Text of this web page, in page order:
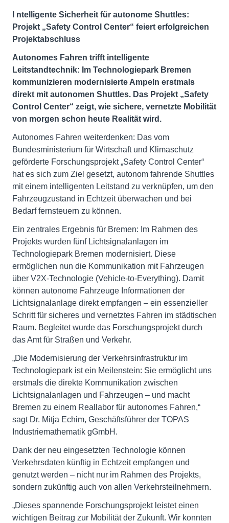
ntelligente Sicherheit für autonome Shuttles:
Projekt „Safety Control Center“ feiert erfolgreichen
Projektabschluss
Autonomes Fahren trifft intelligente
Leitstandtechnik: Im Technologiepark Bremen
kommunizieren modernisierte Ampeln erstmals
direkt mit autonomen Shuttles. Das Projekt „Safety
Control Center“ zeigt, wie sichere, vernetzte Mobilität
von morgen schon heute Realität wird.
Autonomes Fahren weiterdenken: Das vom
Bundesministerium für Wirtschaft und Klimaschutz
geförderte Forschungsprojekt „Safety Control Center“
hat es sich zum Ziel gesetzt, autonom fahrende Shuttles
mit einem intelligenten Leitstand zu verknüpfen, um den
Fahrzeugzustand in Echtzeit überwachen und bei
Bedarf fernsteuern zu können.
Ein zentrales Ergebnis für Bremen: Im Rahmen des
Projekts wurden fünf Lichtsignalanlagen im
Technologiepark Bremen modernisiert. Diese
ermöglichen nun die Kommunikation mit Fahrzeugen
über V2X-Technologie (Vehicle-to-Everything). Damit
können autonome Fahrzeuge Informationen der
Lichtsignalanlage direkt empfangen – ein essenzieller
Schritt für sicheres und vernetztes Fahren im städtischen
Raum. Begleitet wurde das Forschungsprojekt durch
das Amt für Straßen und Verkehr.
„Die Modernisierung der Verkehrsinfrastruktur im
Technologiepark ist ein Meilenstein: Sie ermöglicht uns
erstmals die direkte Kommunikation zwischen
Lichtsignalanlagen und Fahrzeugen – und macht
Bremen zu einem Reallabor für autonomes Fahren,“
sagt Dr. Mitja Echim, Geschäftsführer der TOPAS
Industriemathematik gGmbH.
Dank der neu eingesetzten Technologie können
Verkehrsdaten künftig in Echtzeit empfangen und
genutzt werden – nicht nur im Rahmen des Projekts,
sondern zukünftig auch von allen Verkehrsteilnehmern.
„Dieses spannende Forschungsprojekt leistet einen
wichtigen Beitrag zur Mobilität der Zukunft. Wir konnten